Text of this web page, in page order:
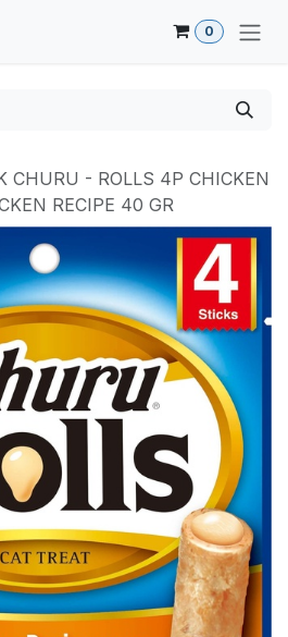
0
CHURU - ROLLS 4P CHICKEN
RECIPE 40 GR